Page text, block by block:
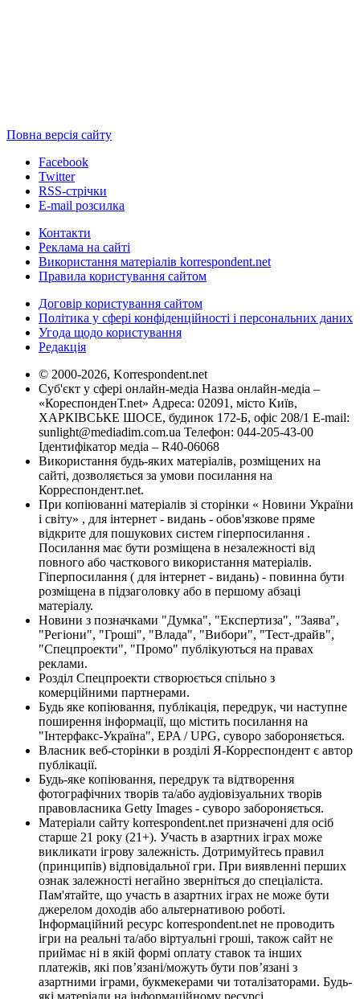
Повна версія сайту
Facebook
Twitter
RSS-стрічки
E-mail розсилка
Контакти
Реклама на сайті
Використання матеріалів korrespondent.net
Правила користування сайтом
Договір користування сайтом
Політика у сфері конфіденційності і персональних даних
Угода щодо користування
Редакція
© 2000-2026, Korrespondent.net
Суб'єкт у сфері онлайн-медіа Назва онлайн-медіа –
«КореспонденТ.net» Адреса: 02091, місто Київ,
ХАРКІВСЬКЕ ШОСЕ, будинок 172-Б, офіс 208/1 E-mail:
sunlight@mediadim.com.ua Телефон: 044-205-43-00
Ідентифікатор медіа – R40-06068
Використання будь-яких матеріалів, розміщених на
сайті, дозволяється за умови посилання на
Корреспондент.net.
При копіюванні матеріалів зі сторінки « Новини України
і світу» , для інтернет - видань - обов'язкове пряме
відкрите для пошукових систем гіперпосилання .
Посилання має бути розміщена в незалежності від
повного або часткового використання матеріалів.
Гіперпосилання ( для інтернет - видань) - повинна бути
розміщена в підзаголовку або в першому абзаці
матеріалу.
Новини з позначками "Думка", "Експертиза", "Заява",
"Регіони", "Гроші", "Влада", "Вибори", "Тест-драйв",
"Спецпроекти", "Промо" публікуються на правах
реклами.
Розділ Спецпроекти створюється спільно з
комерційними партнерами.
Будь яке копіювання, публікація, передрук, чи наступне
поширення інформації, що містить посилання на
"Інтерфакс-Україна", EPA / UPG, суворо забороняється.
Власник веб-сторінки в розділі Я-Корреспондент є автор
публікації.
Будь-яке копіювання, передрук та відтворення
фотографічних творів та/або аудіовізуальних творів
правовласника Getty Images - суворо забороняється.
Матеріали сайту korrespondent.net призначені для осіб
старше 21 року (21+). Участь в азартних іграх може
викликати ігрову залежність. Дотримуйтесь правил
(принципів) відповідальної гри. При виявленні перших
ознак залежності негайно зверніться до спеціаліста.
Пам'ятайте, що участь в азартних іграх не може бути
джерелом доходів або альтернативою роботі.
Інформаційний ресурс korrespondent.net не проводить
ігри на реальні та/або віртуальні гроші, також сайт не
приймає ні в якій формі оплату ставок та інших
платежів, які пов’язані/можуть бути пов’язані з
азартними іграми, букмекерами чи тоталізаторами. Будь-
які матеріали на інформаційному ресурсі